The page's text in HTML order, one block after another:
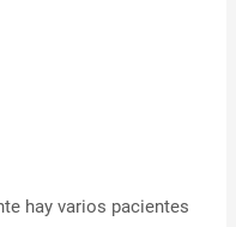
hay varios pacientes